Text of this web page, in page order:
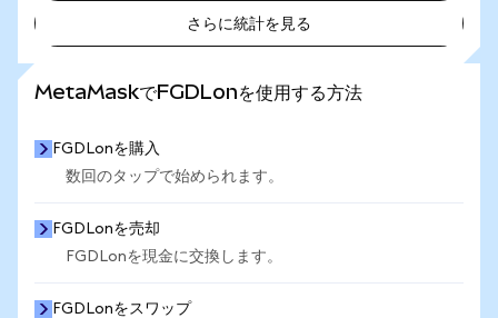
さらに統計を見る
MetaMaskでFGDLonを使用する方法
FGDLonを購入
数回のタップで始められます。
FGDLonを売却
FGDLonを現金に交換します。
FGDLonをスワップ